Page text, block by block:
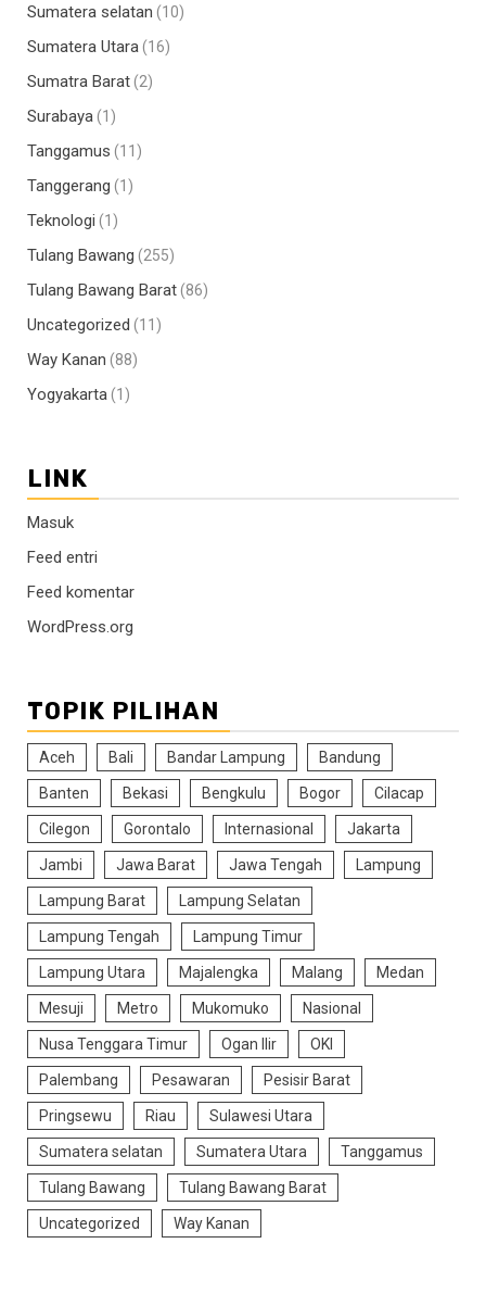
Sumatera selatan (10)
Sumatera Utara(16)
Sumatra Barat(2)
Surabaya(1)
Tanggamus (11)
Tanggerang (1)
Teknologi (1)
Tulang Bawang (255)
Tulang Bawang Barat(86)
Uncategorized (11)
Way Kanan (88)
Yogyakarta(1)
LINK
Masuk
Feed entri
Feed komentar
WordPress.org
TOPIK PILIHAN
Aceh Bali Bandar Lampung Bandung
Banten Bekasi Bengkulu Bogor Cilacap
Cilegon Gorontalo Internasional Jakarta
Jambi Jawa Barat Jawa Tengah Lampung
Lampung Barat Lampung Selatan
Lampung Tengah Lampung Timur
Lampung Utara Majalengka Malang Medan
Mesuji Metro Mukomuko Nasional
Nusa Tenggara Timur Ogan Ilir OKI
Palembang Pesawaran Pesisir Barat
Pringsewu Riau Sulawesi Utara
Sumatera selatan Sumatera Utara Tanggamus
Tulang Bawang Tulang Bawang Barat
Uncategorized Way Kanan